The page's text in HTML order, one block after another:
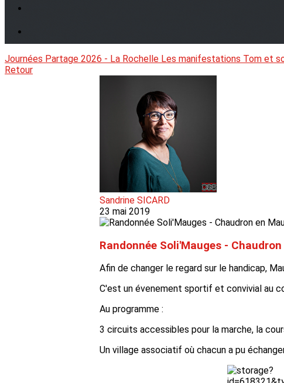
Journées Partage 2026 - La Rochelle Les manifestations Tom et
Retour
Sandrine SICARD
23 mai 2019
Randonnée Soli'Mauges -
Afin de changer le regard sur le handicap,
C'est un évenement sportif et convivial au
Au programme :
3 circuits accessibles pour la marche, la
Un village associatif où chacun a pu